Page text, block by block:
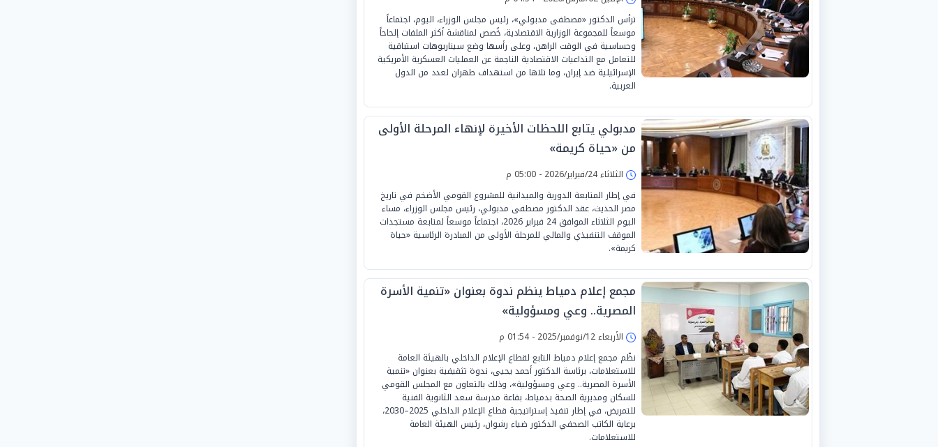
ترأس الدكتور «مصطفى مدبولي»، رئيس مجلس الوزراء، اليوم، اجتماعاً
موسعاً للمجموعة الوزارية الاقتصادية، خُصص لمناقشة أكثر الملفات إلحاحاً
وحساسية في الوقت الراهن، وعلى رأسها وضع سيناريوهات استباقية
للتعامل مع التداعيات الاقتصادية الناجمة عن العمليات العسكرية الأمريكية
الإسرائيلية ضد إيران، وما تلاها من استهداف طهران لعدد من الدول
العربية.
مدبولي يتابع اللحظات الأخيرة لإنهاء المرحلة الأولى
من «حياة كريمة»
الثلاثاء 24/فبراير/2026 - 05:00 م
في إطار المتابعة الدورية والميدانية للمشروع القومي الأضخم في تاريخ
مصر الحديث، عقد الدكتور مصطفى مدبولي، رئيس مجلس الوزراء، مساء
اليوم الثلاثاء الموافق 24 فبراير 2026، اجتماعاً موسعاً لمتابعة مستجدات
الموقف التنفيذي والمالي للمرحلة الأولى من المبادرة الرئاسية «حياة
كريمة».
مجمع إعلام دمياط ينظم ندوة بعنوان «تنمية الأسرة
المصرية.. وعي ومسؤولية»
الأربعاء 12/نوفمبر/2025 - 01:54 م
نظّم مجمع إعلام دمياط التابع لقطاع الإعلام الداخلي بالهيئة العامة
للاستعلامات، برئاسة الدكتور أحمد يحيى، ندوة تثقيفية بعنوان «تنمية
الأسرة المصرية.. وعي ومسؤولية»، وذلك بالتعاون مع المجلس القومي
للسكان ومديرية الصحة بدمياط، بقاعة مدرسة سعد الثانوية الفنية
للتمريض، في إطار تنفيذ إستراتيجية قطاع الإعلام الداخلي 2025–2030،
برعاية الكاتب الصحفي الدكتور ضياء رشوان، رئيس الهيئة العامة
للاستعلامات.